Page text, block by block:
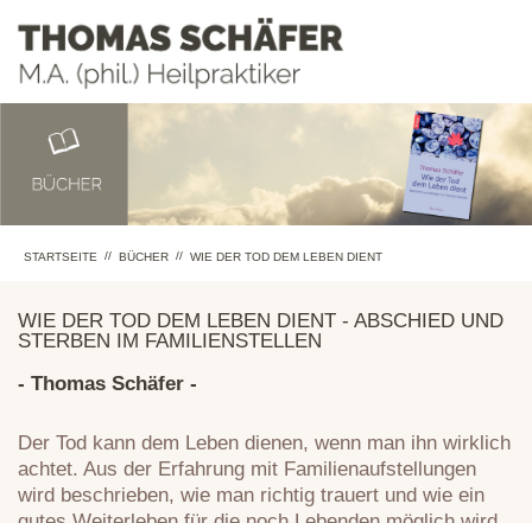
STARTSEITE // BÜCHER // WIE DER TOD DEM LEBEN DIENT
WIE DER TOD DEM LEBEN DIENT - ABSCHIED UND
STERBEN IM FAMILIENSTELLEN
- Thomas Schäfer -
Der Tod kann dem Leben dienen, wenn man ihn wirklich
achtet. Aus der Erfahrung mit Familienaufstellungen
wird beschrieben, wie man richtig trauert und wie ein